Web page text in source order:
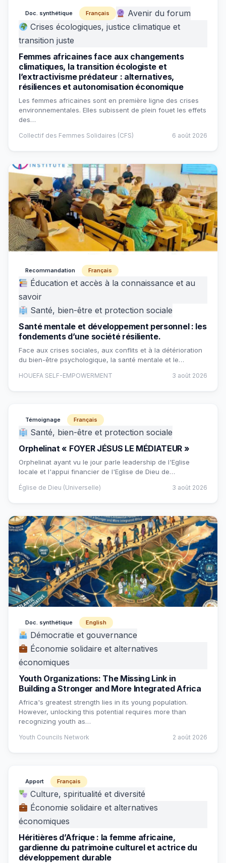
Doc. synthétique Français
Avenir du forum
Crises écologiques, justice climatique et
transition juste
Femmes africaines face aux changements
climatiques, la transition écologiste et
l’extractivisme prédateur : alternatives,
résiliences et autonomisation économique
Les femmes africaines sont en première ligne des crises
environnementales. Elles subissent de plein fouet les effets
des…
Collectif des Femmes Solidaires (CFS) 6 août 2026
Recommandation Français
Éducation et accès à la connaissance et au
savoir
Santé, bien-être et protection sociale
Santé mentale et développement personnel : les
fondements d’une société résiliente.
Face aux crises sociales, aux conflits et à la détérioration
du bien-être psychologique, la santé mentale et le…
HOUEFA SELF-EMPOWERMENT 3 août 2026
Témoignage Français
Santé, bien-être et protection sociale
Orphelinat « FOYER JÉSUS LE MÉDIATEUR »
Orphelinat ayant vu le jour parle leadership de l'Eglise
locale et l'appui financier de l'Eglise de Dieu de…
Église de Dieu (Universelle) 3 août 2026
Doc. synthétique English
Démocratie et gouvernance
Économie solidaire et alternatives
économiques
Youth Organizations: The Missing Link in
Building a Stronger and More Integrated Africa
Africa's greatest strength lies in its young population.
However, unlocking this potential requires more than
recognizing youth as…
Youth Councils Network 2 août 2026
Apport Français
Culture, spiritualité et diversité
Économie solidaire et alternatives
économiques
Héritières d’Afrique : la femme africaine,
gardienne du patrimoine culturel et actrice du
développement durable